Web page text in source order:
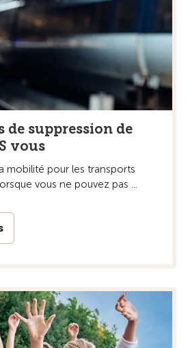
de suppression de
vous
mobilité pour les transports
vous ne pouvez pas ...